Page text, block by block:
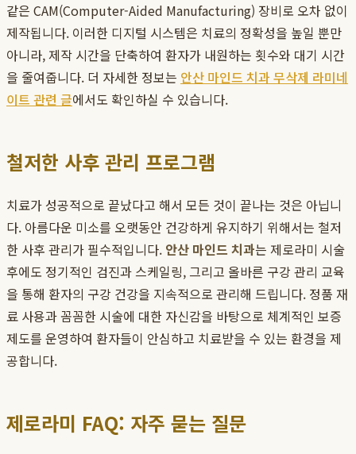
같은 CAM(Computer-Aided Manufacturing) 장비로 오차 없이
제작됩니다. 이러한 디지털 시스템은 치료의 정확성을 높일 뿐만
아니라, 제작 시간을 단축하여 환자가 내원하는 횟수와 대기 시간
을 줄여줍니다. 더 자세한 정보는 안산 마인드 치과 무삭제 라미네
이트 관련 글에서도 확인하실 수 있습니다.
철저한 사후 관리 프로그램
치료가 성공적으로 끝났다고 해서 모든 것이 끝나는 것은 아닙니
다. 아름다운 미소를 오랫동안 건강하게 유지하기 위해서는 철저
한 사후 관리가 필수적입니다. 안산 마인드 치과는 제로라미 시술
후에도 정기적인 검진과 스케일링, 그리고 올바른 구강 관리 교육
을 통해 환자의 구강 건강을 지속적으로 관리해 드립니다. 정품 재
료 사용과 꼼꼼한 시술에 대한 자신감을 바탕으로 체계적인 보증
제도를 운영하여 환자들이 안심하고 치료받을 수 있는 환경을 제
공합니다.
제로라미 FAQ: 자주 묻는 질문